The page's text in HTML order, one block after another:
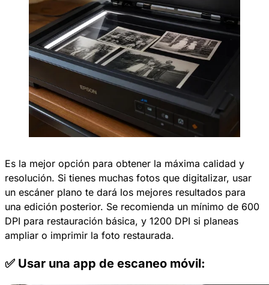
Es la mejor opción para obtener la máxima calidad y
resolución. Si tienes muchas fotos que digitalizar, usar
un escáner plano te dará los mejores resultados para
una edición posterior. Se recomienda un mínimo de 600
DPI para restauración básica, y 1200 DPI si planeas
ampliar o imprimir la foto restaurada.
✅ Usar una app de escaneo móvil: